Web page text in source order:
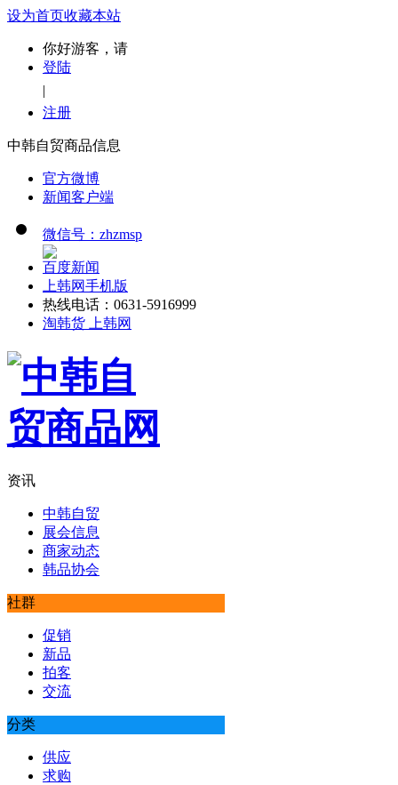
设为首页收藏本站
你好游客，请
登陆
|
注册
中韩自贸商品信息
官方微博
新闻客户端
微信号：zhzmsp
百度新闻
上韩网手机版
热线电话：0631-5916999
淘韩货 上韩网
资讯
中韩自贸
展会信息
商家动态
韩品协会
社群
促销
新品
拍客
交流
分类
供应
求购